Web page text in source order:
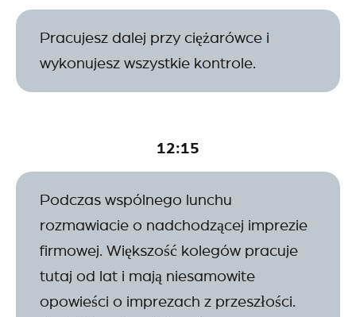
Pracujesz dalej przy ciężarówce i
wykonujesz wszystkie kontrole.
12:15
Podczas wspólnego lunchu
rozmawiacie o nadchodzącej imprezie
firmowej. Większość kolegów pracuje
tutaj od lat i mają niesamowite
opowieści o imprezach z przeszłości.